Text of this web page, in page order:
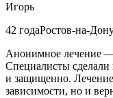
Игорь
42 годаРостов-на-
Анонимное лечение
Специалисты сделали
и защищенно. Лечение
зависимости, но и